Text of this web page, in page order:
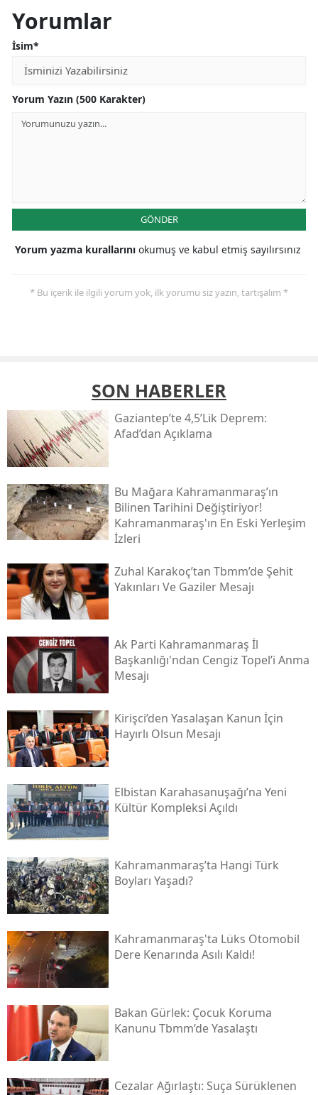
Yorumlar
İsim*
Yorum Yazın (500 Karakter)
GÖNDER
Yorum yazma kurallarını okumuş ve kabul etmiş sayılırsınız
* Bu içerik ile ilgili yorum yok, ilk yorumu siz yazın, tartışalım *
SON HABERLER
Gaziantep’te 4,5’lik Deprem:
Afad’dan Açıklama
Bu Mağara Kahramanmaraş’ın
Bilinen Tarihini Değiştiriyor!
Kahramanmaraş'ın En Eski Yerleşim
İzleri
Zuhal Karakoç’tan Tbmm’de Şehit
Yakınları Ve Gaziler Mesajı
Ak Parti Kahramanmaraş İl
Başkanlığı'ndan Cengiz Topel’i Anma
Mesajı
Kirişci’den Yasalaşan Kanun İçin
Hayırlı Olsun Mesajı
Elbistan Karahasanuşağı’na Yeni
Kültür Kompleksi Açıldı
Kahramanmaraş’ta Hangi Türk
Boyları Yaşadı?
Kahramanmaraş'ta Lüks Otomobil
Dere Kenarında Asılı Kaldı!
Bakan Gürlek: Çocuk Koruma
Kanunu Tbmm’de Yasalaştı
Cezalar Ağırlaştı: Suça Sürüklenen